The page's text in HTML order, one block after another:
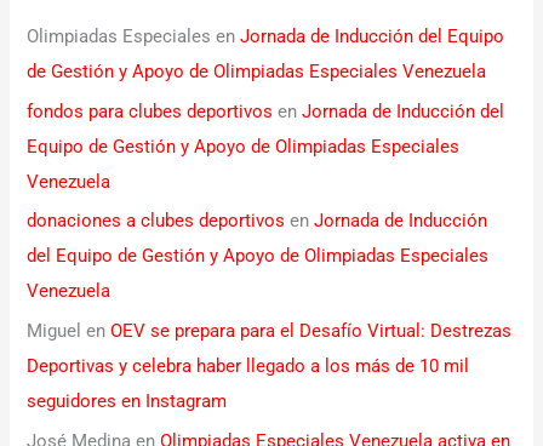
Olimpiadas Especiales enJornada de Inducción del Equipo
de Gestión y Apoyo de Olimpiadas Especiales Venezuela
fondos para clubes deportivos enJornada de Inducción del
Equipo de Gestión y Apoyo de Olimpiadas Especiales
Venezuela
donaciones a clubes deportivos enJornada de Inducción
del Equipo de Gestión y Apoyo de Olimpiadas Especiales
Venezuela
Miguel enOEV se prepara para el Desafío Virtual: Destrezas
Deportivas y celebra haber llegado a los más de 10 mil
seguidores en Instagram
José Medina enOlimpiadas Especiales Venezuela activa en